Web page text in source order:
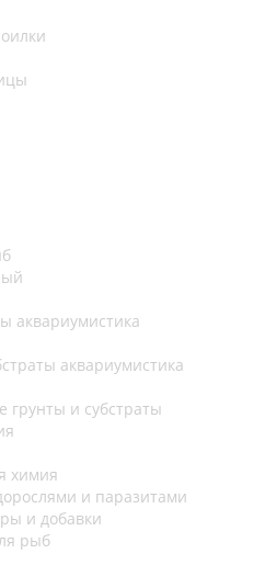
аквариумистика
аквариумистика
грунты и субстраты
химия
и паразитами
и добавки
рыб